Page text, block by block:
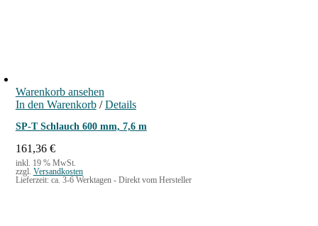
Warenkorb ansehen
In den Warenkorb / Details
SP-T Schlauch 600 mm, 7,6 m
161,36 €
inkl. 19 % MwSt.
zzgl. Versandkosten
Lieferzeit: ca. 3-6 Werktagen - Direkt vom Hersteller